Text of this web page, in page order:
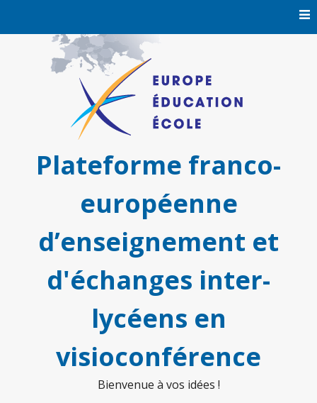
Plateforme franco-
européenne
d’enseignement et
d'échanges inter-
lycéens en
visioconférence
Bienvenue à vos idées !